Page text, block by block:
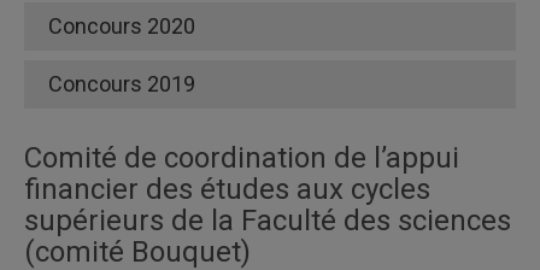
Concours 2020
Concours 2019
Comité de coordination de l’appui
financier des études aux cycles
supérieurs de la Faculté des sciences
(comité Bouquet)